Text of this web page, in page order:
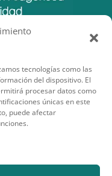
tecnologías como las
del dispositivo. El
procesar datos como
únicas en este
puede afectar